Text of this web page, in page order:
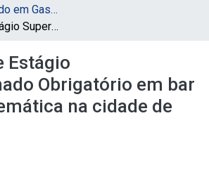
TCC - Bacharelado em Gastronomia (Sede)
Relatório de Estágio Supervisionado Obrigatório em bar burgueria temática na cidade de Recife
Estágio
Obrigatório em bar
na cidade de